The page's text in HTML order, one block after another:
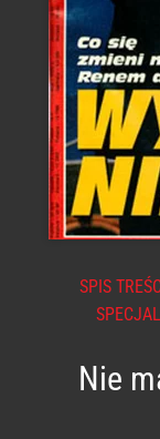
SPIS
Nie